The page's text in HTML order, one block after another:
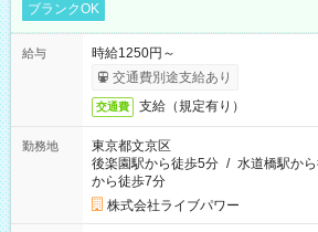
ブランクOK
給与
時給1250円～
交通費別途支給あり
交通費 支給（規定有り）
勤務地
東京都文京区
後楽園駅から徒歩5分 / 水道橋駅か
から徒歩7分
株式会社ライブパワー